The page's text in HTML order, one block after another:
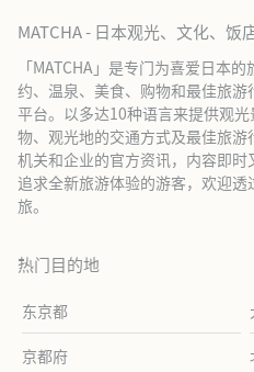
MATCHA - 日本观光、文化、饭
「MATCHA」是专门为喜爱日本
约、温泉、美食、购物和最佳旅
平台。以多达10种语言来提供观
物、观光地的交通方式及最佳旅
机关和企业的官方资讯，内容即时
追求全新旅游体验的游客，欢迎透
旅。
热门目的地
东京都
京都府